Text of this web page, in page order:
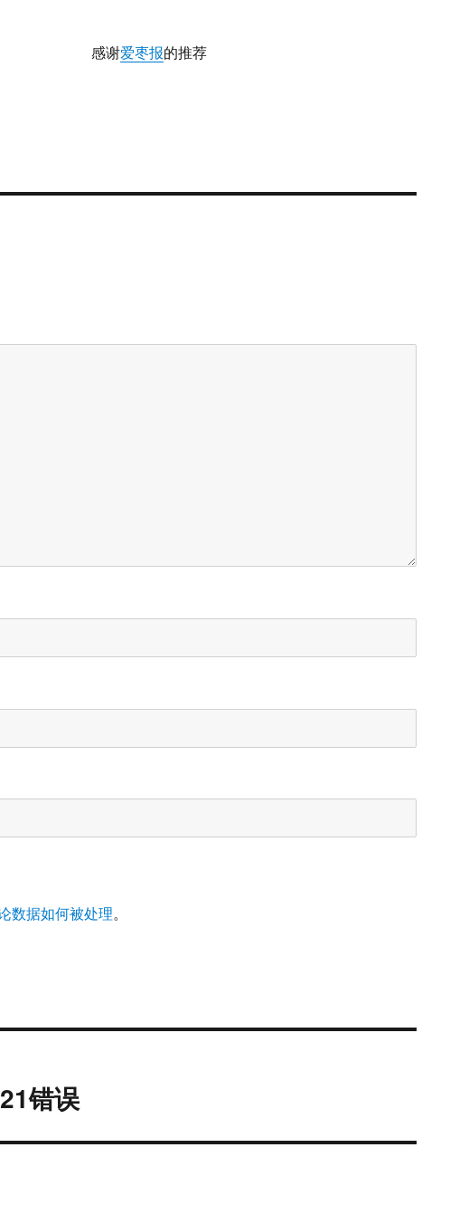
感谢爱枣报的推荐
数据如何被处理。
错误